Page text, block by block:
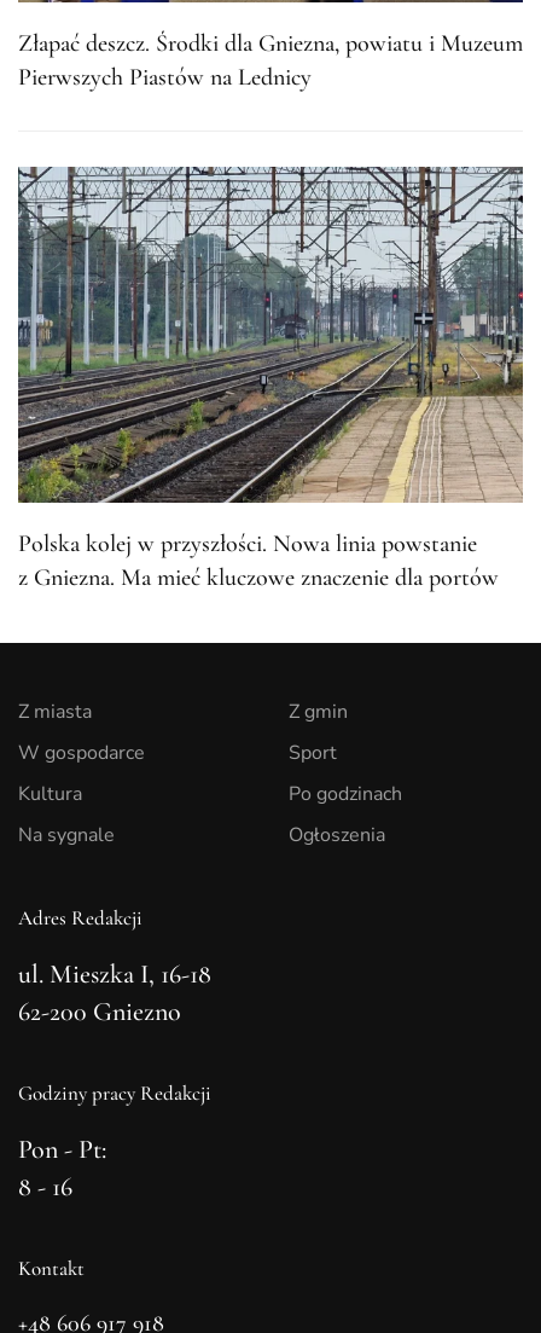
Złapać deszcz. Środki dla Gniezna, powiatu i Muzeum
Pierwszych Piastów na Lednicy
Polska kolej w przyszłości. Nowa linia powstanie
z Gniezna. Ma mieć kluczowe znaczenie dla portów
Z miasta
W gospodarce
Kultura
Na sygnale
Z gmin
Sport
Po godzinach
Ogłoszenia
Adres Redakcji
ul. Mieszka I, 16-18
62-200 Gniezno
Godziny pracy Redakcji
Pon - Pt:
8 - 16
Kontakt
+48 606 917 918